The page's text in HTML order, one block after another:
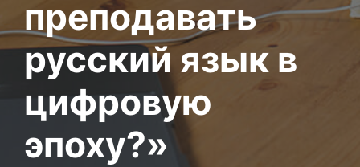
преподавать
русский язык в
цифровую
эпоху?»